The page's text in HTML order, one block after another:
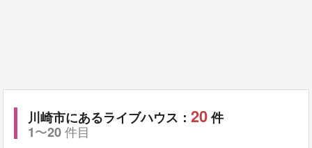
川崎市にあるライブハウス： 20件
1〜20件目